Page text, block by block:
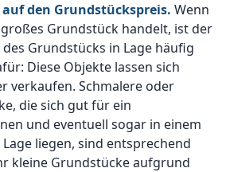
den Grundstückspreis. Wenn
Grundstück handelt, ist der
Grundstücks in Lage häufig
Diese Objekte lassen sich
verkaufen. Schmalere oder
die sich gut für ein
und eventuell sogar in einem
liegen, sind entsprechend
kleine Grundstücke aufgrund